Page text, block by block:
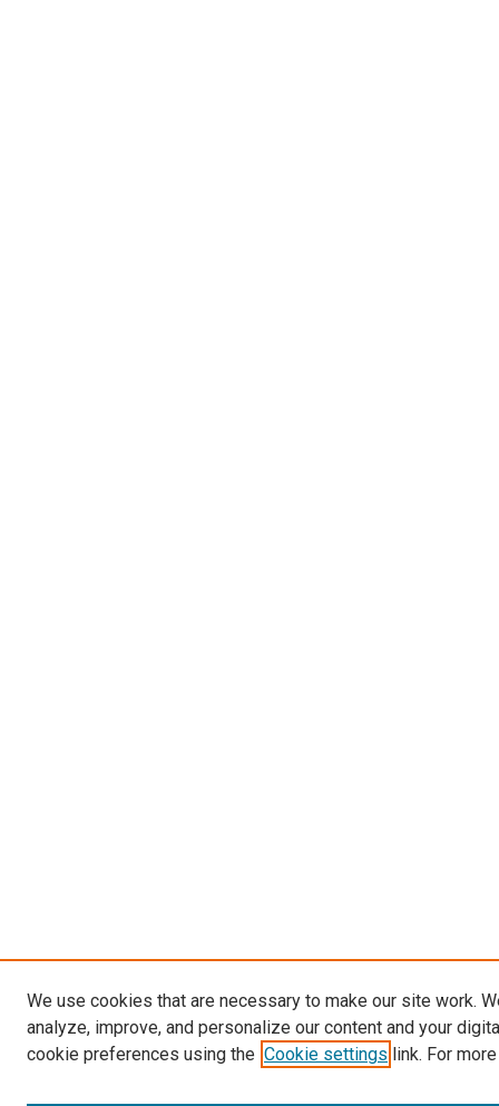
We use cookies that are necessary to make our site work.
analyze, improve, and personalize our content and your
cookie preferences using the Cookie settings link. For